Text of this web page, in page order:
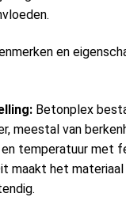
en
Betonplex
meestal van
temperatuur met
maakt het